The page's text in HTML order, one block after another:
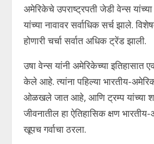
अमेरिकेचे उपराष्ट्रपती जेडी वेन्स
यांच्या नावावर सर्वाधिक सर्च झाले.
होणारी चर्चा सर्वात अधिक ट्रेंड झाली.
उषा वेन्स यांनी अमेरिकेच्या इतिहासात
केले आहे. त्यांना पहिल्या भारतीय-
ओळखले जात आहे, आणि ट्रम्प यांच्या
जीवनातील हा ऐतिहासिक क्षण
खूपच गर्वाचा ठरला.